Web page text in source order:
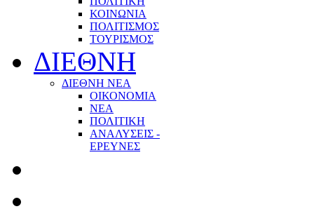
ΚΟΙΝΩΝΙΑ
ΠΟΛΙΤΙΣΜΟΣ
ΤΟΥΡΙΣΜΟΣ
ΔΙΕΘΝΗ
ΔΙΕΘΝΗ ΝΕΑ
ΟΙΚΟΝΟΜΙΑ
ΝΕΑ
ΠΟΛΙΤΙΚΗ
ΑΝΑΛΥΣΕΙΣ -
ΕΡΕΥΝΕΣ